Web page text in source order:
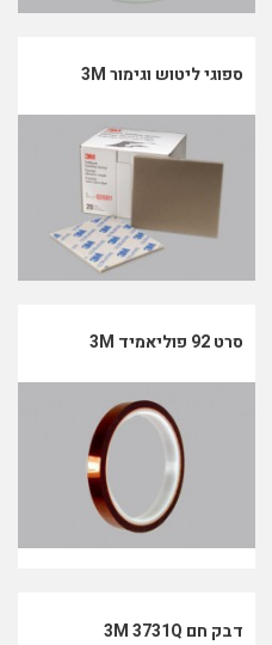
ספוגי ליטוש וגימור 3M
סרט 92 פוליאמיד 3M
דבק חם 3M 3731Q